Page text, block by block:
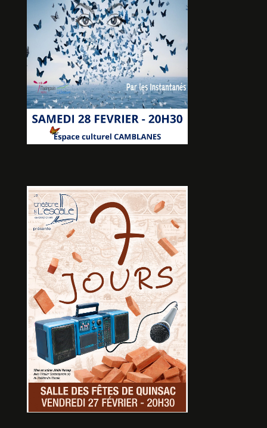
LES PAPILLONS BLEUS
De Grégory Bougard